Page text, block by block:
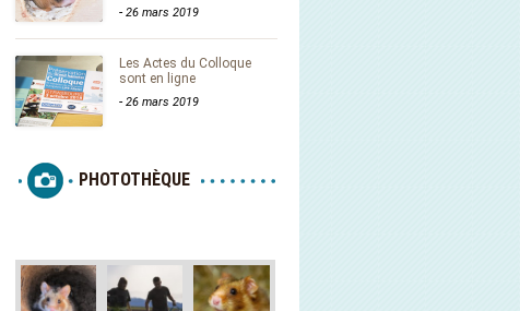
- 26 mars 2019
Les Actes du Colloque
sont en ligne
- 26 mars 2019
PHOTOTHÈQUE